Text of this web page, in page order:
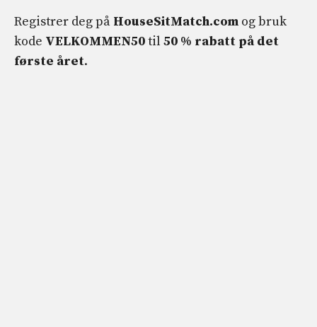
Registrer deg på HouseSitMatch.com og bruk
kode VELKOMMEN50til 50 % rabatt på det
første året.